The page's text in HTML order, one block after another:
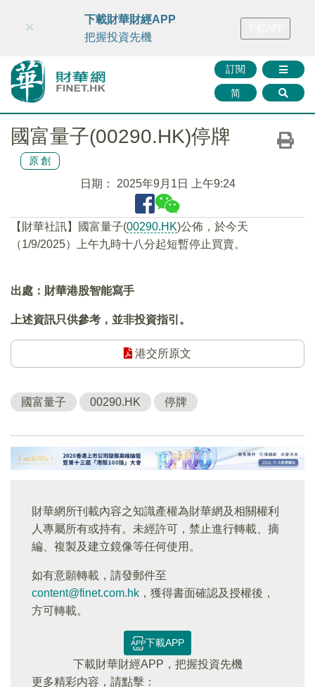
財華智庫網 FINTV FINMETA 財華證券 媒體矩陣
訂閱
简
×
下載財華財經APP
把握投資先機
國富量子(00290.HK)停牌
原創
日期： 2025年9月1日 上午9:24
【財華社訊】國富量子(00290.HK)公佈，於今天
（1/9/2025）上午九時十八分起短暫停止買賣。
出處：財華港股智能寫手
上述資訊只供參考，並非投資指引。
港交所原文
國富量子 00290.HK 停牌
財華網所刊載內容之知識產權為財華網及相關權利
人專屬所有或持有。未經許可，禁止進行轉載、摘
編、複製及建立鏡像等任何使用。
如有意願轉載，請發郵件至
content@finet.com.hk ，獲得書面確認及授權後，
方可轉載。
下載APP
下載財華財經APP，把握投資先機
更多精彩内容，請點擊：